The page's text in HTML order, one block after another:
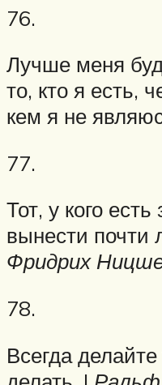
76.
Лучше меня
то, кто я есть,
кем я не
77.
Тот, у кого
вынести почти
Фридрих
78.
Всегда